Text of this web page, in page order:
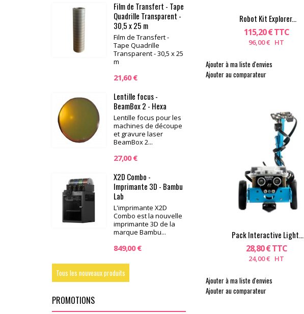
Film de Transfert - Tape
Quadrille Transparent -
30,5 x 25 m
Film de Transfert -
Tape Quadrille
Transparent - 30,5 x 25
m
21,60 €
Lentille focus -
BeamBox 2 - Hexa
Lentille focus pour les
machines de découpe
et gravure laser
BeamBox 2...
27,00 €
X2D Combo -
Imprimante 3D - Bambu
Lab
L'imprimante X2D
Combo est la nouvelle
imprimante 3D de la
marque Bambu...
849,00 €
Tous les nouveaux produits
PROMOTIONS
Robot Kit Explorer...
115,20 € TTC
96,00 € HT
Ajouter à ma liste d'envies
Ajouter au comparateur
Pack Interactive Light...
28,80 € TTC
24,00 € HT
Ajouter à ma liste d'envies
Ajouter au comparateur